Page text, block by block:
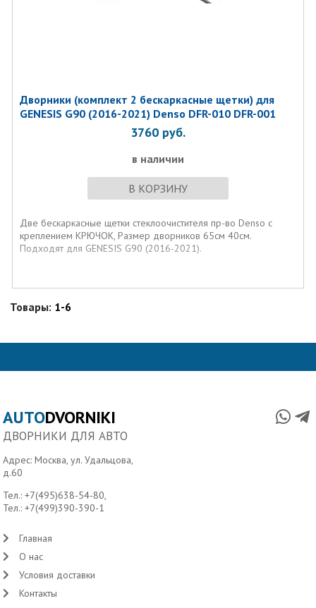
Дворники (комплект 2 бескаркасные щетки) для
GENESIS G90 (2016-2021) Denso DFR-010 DFR-001
3760 руб.
в наличии
В КОРЗИНУ
Две бескаркасные щетки стеклоочистителя пр-во Denso с
креплением КРЮЧОК, Размер дворников 65см 40см.
Подходят для GENESIS G90 (2016-2021).
Товары: 1-6
AUTODVORNIKI
ДВОРНИКИ ДЛЯ АВТО
Адрес: Москва, ул. Удальцова,
д.60
Тел.:+7(495)638-54-80,
Тел.:+7(499)390-390-1
Главная
О нас
Условия доставки
Контакты